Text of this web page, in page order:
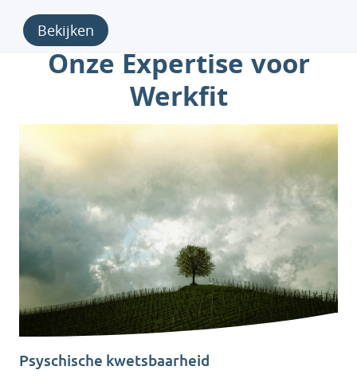
Bekijken
Onze Expertise voor
Werkfit
Psyschische kwetsbaarheid